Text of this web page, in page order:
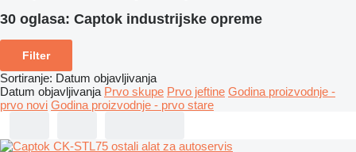
30 oglasa: Captok industrijske opreme
Filter
Sortiranje: Datum objavljivanja
Datum objavljivanja Prvo skupe Prvo jeftine Godina proizvodnje -
prvo novi Godina proizvodnje - prvo stare